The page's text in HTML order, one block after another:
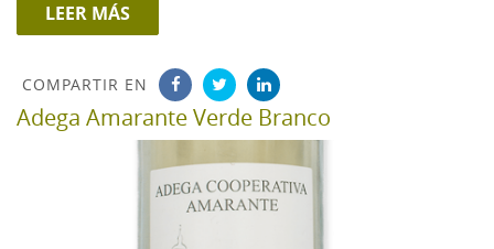
LEER MÁS
COMPARTIR EN
Adega Amarante Verde Branco